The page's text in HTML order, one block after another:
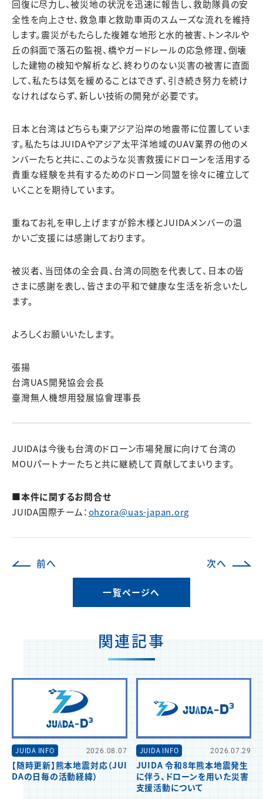
回復に尽力し、被災地の状況を迅速に報告し、救助隊員の安
全性を向上させ、救急車と救助車両のスムーズな流れを維持
します。震災がもたらした複雑な地形と水的被害、トンネルや
丘の斜面で落石の監視、橋やガードレールの応急修理、倒壊
した建物の検知や解析など、終わりのない災害の被害に直面
して、私たちは気を緩めることはできず、引き続き努力を続け
なければならず、新しい技術の開発が必要です。
日本と台湾はどちらも東アジア沿岸の地震帯に位置していま
す。私たちはJUIDAやアジア太平洋地域のUAV業界の他のメ
ンバーたちと共に、このような災害救援にドローンを活用する
貴重な経験を共有するためのドローン同盟を徐々に確立して
いくことを期待しています。
重ねてお礼を申し上げますが鈴木様とJUIDAメンバーの温
かいご支援には感謝しております。
被災者、当団体の全会員、台湾の同胞を代表して、日本の皆
さまに感謝を表し、皆さまの平和で健康な生活を祈念いたし
ます。
よろしくお願いいたします。
張揚
台湾UAS開発協会会長
臺灣無人機想用發展協會理事長
JUIDAは今後も台湾のドローン市場発展に向けて台湾の
MOUパートナーたちと共に継続して貢献してまいります。
■本件に関するお問合せ
JUIDA国際チーム：ohzora@uas-japan.org
前へ 次へ
一覧ページへ
関連記事
JUIDA INFO 2026.08.07
【随時更新】熊本地震対応（JUI
DAの日毎の活動経緯）
JUIDA INFO 2026.07.29
JUIDA 令和8年熊本地震発生
に伴う、ドローンを用いた災害
支援活動について